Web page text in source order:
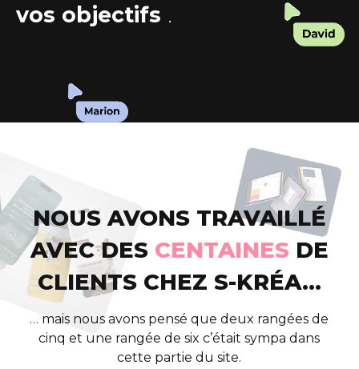
vos objectifs .
NOUS AVONS TRAVAILLÉ
AVEC DES CENTAINES DE
CLIENTS CHEZ S-KRÉA…
… mais nous avons pensé que deux rangées de
cinq et une rangée de six c’était sympa dans
cette partie du site.